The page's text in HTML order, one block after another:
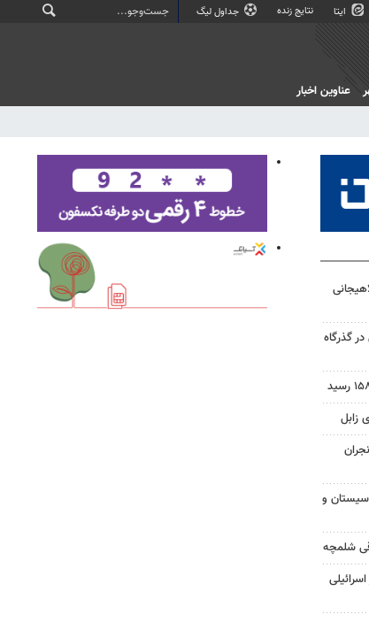
ایتا نتایج زنده جداول لیگ
عناوین اخبار
گذرگاه
شبانه ۱۵ مردادماه ۱۴۰۵ سیستان و
شلمچه